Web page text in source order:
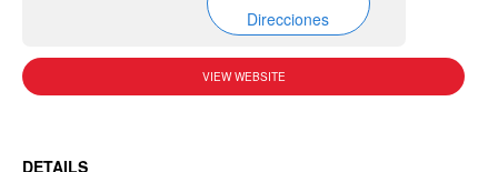
Direcciones
VIEW WEBSITE
DETAILS